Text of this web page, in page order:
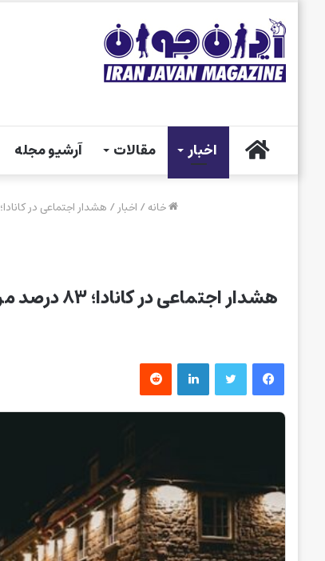
خانه اخبار مقالات آرشیو مجله
خانه/ اخبار/ هشدار اجتماعی در کانادا؛ ۸۳ درصد مردم شب‌ها در محله‌های خود احساس امنیت ندارند
هشدار اجتماعی در کانادا؛ ۸۳ درصد مردم شب‌ها در محله‌های خود احساس امنیت ندارند
فیس بوک توییتر لینکدین‫رددیت